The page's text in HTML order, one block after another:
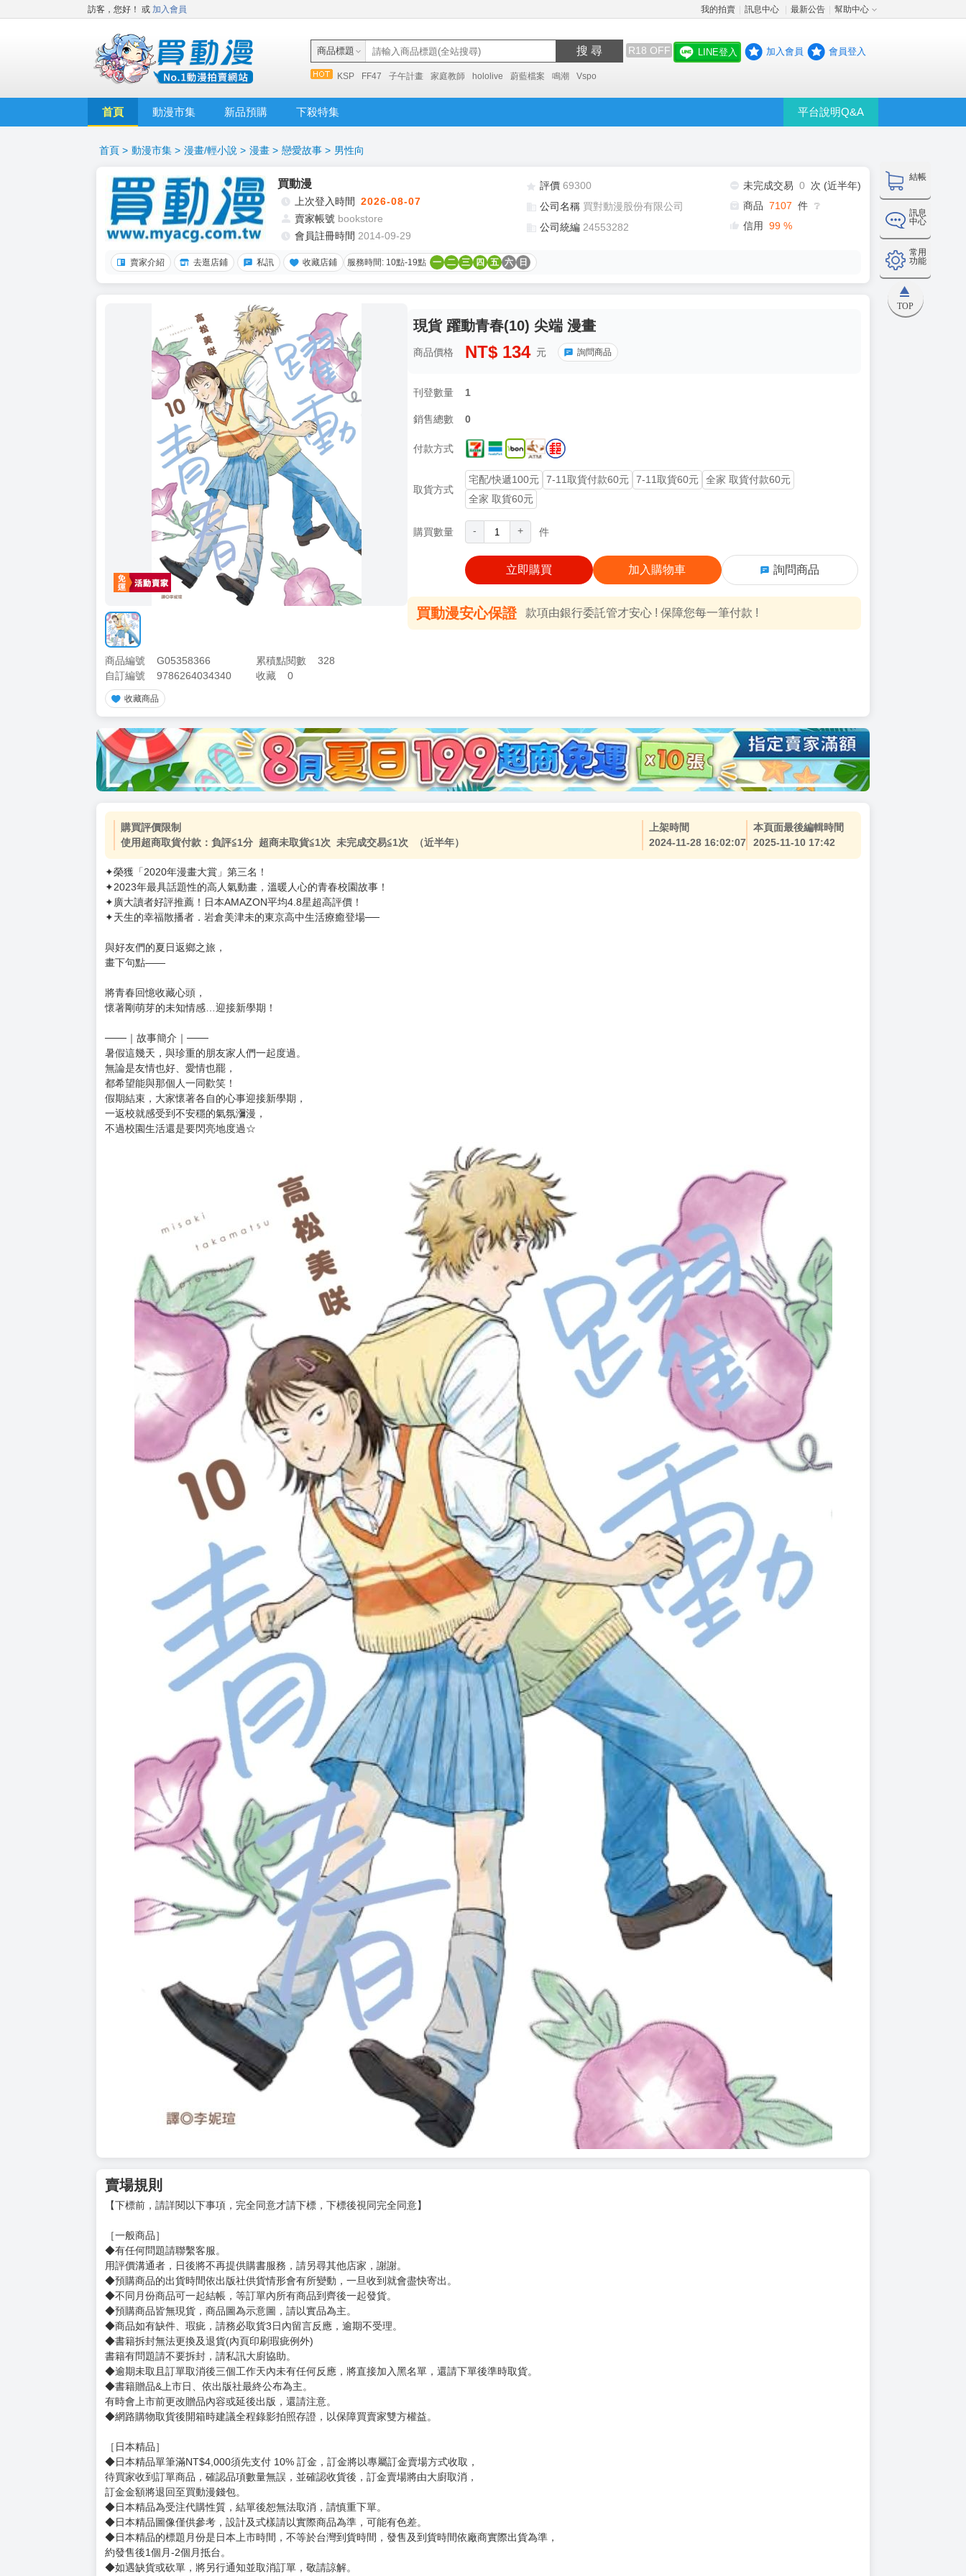
訪客，您好！ 或 加入會員 我的拍賣 訊息中心 最新公告 幫助中心
商品標題 搜 尋 R18 OFF
KSP FF47 子午計畫 家庭教師 hololive 蔚藍檔案 鳴潮 Vspo
LINE登入 加入會員 會員登入
首頁 動漫市集 新品預購 下殺特集 平台說明Q&A
結帳
訊息
中心
常用
功能
TOP
首頁 > 動漫市集 > 漫畫/輕小說 > 漫畫 > 戀愛故事 > 男性向
買動漫
上次登入時間 2026-08-07
賣家帳號 bookstore
會員註冊時間 2014-09-29
評價 69300
公司名稱 買對動漫股份有限公司
公司統編 24553282
未完成交易 0
次 (近半年)
商品 7107 件 ❔
信用 99 %
賣家介紹 去逛店鋪 私訊 收藏店鋪 服務時間: 10點-19點 一 二 三 四 五 六 日
商品編號 G05358366 累積點閱數
328
自訂編號
9786264034340 收藏 0
收藏商品
現貨 躍動青春(10) 尖端 漫畫
商品價格 NT$ 134 元 詢問商品
刊登數量 1
銷售總數 0
付款方式
取貨方式
宅配/快遞100元 7-11取貨付款60元 7-11取貨60元
全家 取貨付款60元
全家 取貨60元
購買數量 - + 件
立即購買 加入購物車 詢問商品
買動漫安心保證 款項由銀行委託管才安心 ! 保障您每一筆付款 !
購買評價限制
使用超商取貨付款：負評≦1分 超商未取貨≦1次 未完成交易≦1次 （近半年）
上架時間
2024-11-28 16:02:07
本頁面最後編輯時間
2025-11-10 17:42
✦榮獲「2020年漫畫大賞」第三名！
✦2023年最具話題性的高人氣動畫，溫暖人心的青春校園故事！
✦廣大讀者好評推薦！日本AMAZON平均4.8星超高評價！
✦天生的幸福散播者．岩倉美津未的東京高中生活療癒登場──
與好友們的夏日返鄉之旅，
畫下句點——
將青春回憶收藏心頭，
懷著剛萌芽的未知情感…迎接新學期！
───｜故事簡介｜───
暑假這幾天，與珍重的朋友家人們一起度過。
無論是友情也好、愛情也罷，
都希望能與那個人一同歡笑！
假期結束，大家懷著各自的心事迎接新學期，
一返校就感受到不安穩的氣氛瀰漫，
不過校園生活還是要閃亮地度過☆
賣場規則
【下標前，請詳閱以下事項，完全同意才請下標，下標後視同完全同意】
［一般商品］
◆有任何問題請聯繫客服。
用評價溝通者，日後將不再提供購書服務，請另尋其他店家，謝謝。
◆預購商品的出貨時間依出版社供貨情形會有所變動，一旦收到就會盡快寄出。
◆不同月份商品可一起結帳，等訂單內所有商品到齊後一起發貨。
◆預購商品皆無現貨，商品圖為示意圖，請以實品為主。
◆商品如有缺件、瑕疵，請務必取貨3日內留言反應，逾期不受理。
◆書籍拆封無法更換及退貨(內頁印刷瑕疵例外)
書籍有問題請不要拆封，請私訊大廚協助。
◆逾期未取且訂單取消後三個工作天內未有任何反應，將直接加入黑名單，還請下單後準時取貨。
◆書籍贈品&上市日、依出版社最終公布為主。
有時會上市前更改贈品內容或延後出版，還請注意。
◆網路購物取貨後開箱時建議全程錄影拍照存證，以保障買賣家雙方權益。
［日本精品］
◆日本精品單筆滿NT$4,000須先支付 10% 訂金，訂金將以專屬訂金賣場方式收取，
待買家收到訂單商品，確認品項數量無誤，並確認收貨後，訂金賣場將由大廚取消，
訂金金額將退回至買動漫錢包。
◆日本精品為受注代購性質，結單後恕無法取消，請慎重下單。
◆日本精品圖像僅供參考，設計及式樣請以實際商品為準，可能有色差。
◆日本精品的標題月份是日本上市時間，不等於台灣到貨時間，發售及到貨時間依廠商實際出貨為準，
約發售後1個月-2個月抵台。
◆如遇缺貨或砍單，將另行通知並取消訂單，敬請諒解。